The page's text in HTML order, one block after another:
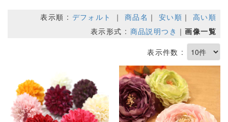
表示順 : デフォルト ｜ 商品名 ｜ 安い順 ｜ 高い順
表示形式 : 商品説明つき ｜画像一覧
表示件数 :